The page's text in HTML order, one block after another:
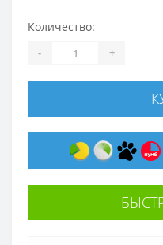
Количество:
- +